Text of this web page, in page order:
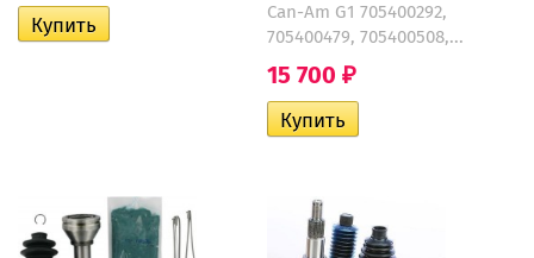
Can-Am G1 705400292,
705400479, 705400508,...
15 700 ₽